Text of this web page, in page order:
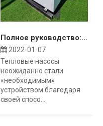
Полное руководство: Затраты на воздушный тепловой насос
2022-01-07
Тепловые насосы
неожиданно стали
«необходимым»
устройством благодаря
своей спосо...